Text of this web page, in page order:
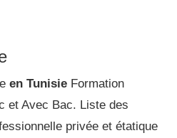
en Tunisie Formation
et Avec Bac. Liste des
privée et étatique